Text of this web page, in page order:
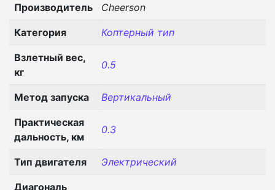
Производитель Cheerson
Категория Коптерный тип
Взлетный вес,
кг
0.5
Метод запуска Вертикальный
Практическая
дальность, км
0.3
Тип двигателя Электрический
Диагональ